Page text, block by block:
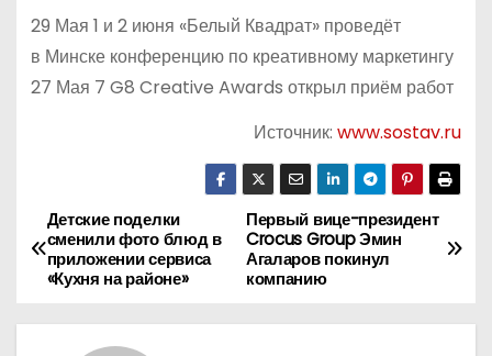
29 Мая 1 и 2 июня «Белый Квадрат» проведёт
в Минске конференцию по креативному маркетингу
27 Мая 7 G8 Creative Awards открыл приём работ
Источник:www.sostav.ru
Н
а
в
Первый вице-президент
Crocus Group Эмин
Агаларов покинул
компанию
Детские поделки
сменили фото блюд в
приложении сервиса
«Кухня на районе»